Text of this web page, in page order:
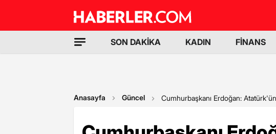
SON DAKİKA KADIN FİNANS
Anasayfa Güncel Cumhurbaşkanı Erdoğan: